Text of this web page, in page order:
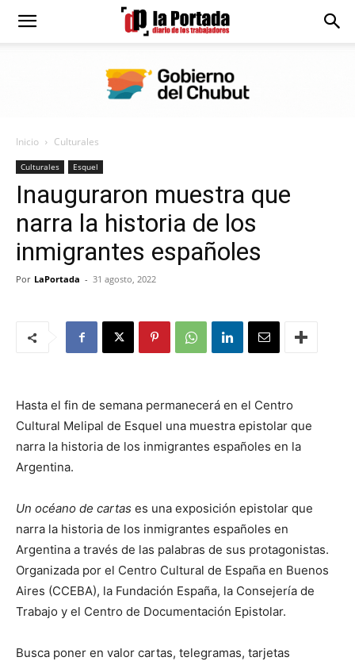
Diario
Portada
Inicio Culturales
Culturales Esquel
Inauguraron muestra que
narra la historia de los
inmigrantes españoles
Por LaPortada - 31 agosto, 2022
Hasta el fin de semana permanecerá en el Centro
Cultural Melipal de Esquel una muestra epistolar que
narra la historia de los inmigrantes españoles en la
Argentina.
Un océano de cartas es una exposición epistolar que
narra la historia de los inmigrantes españoles en
Argentina a través de las palabras de sus protagonistas.
Organizada por el Centro Cultural de España en Buenos
Aires (CCEBA), la Fundación España, la Consejería de
Trabajo y el Centro de Documentación Epistolar.
Busca poner en valor cartas, telegramas, tarjetas